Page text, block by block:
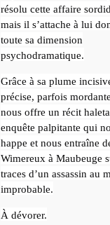
résolu cette affaire
mais il s’attache à lui
toute sa dimension
psychodramatique.
Grâce à sa plume
précise, parfois
nous offre un récit
enquête palpitante qui
happe et nous entraîne
Wimereux à Maubeuge
traces d’un assassin au
improbable.
À dévorer.